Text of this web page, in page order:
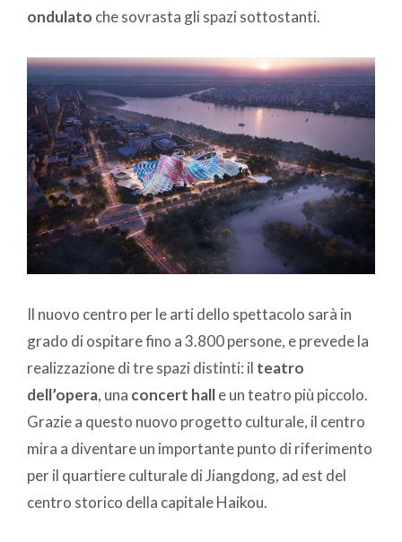
ondulato che sovrasta gli spazi sottostanti.
Il nuovo centro per le arti dello spettacolo sarà in
grado di ospitare fino a 3.800 persone, e prevede la
realizzazione di tre spazi distinti: il teatro
dell’opera, una concert halle un teatro più piccolo.
Grazie a questo nuovo progetto culturale, il centro
mira a diventare un importante punto di riferimento
per il quartiere culturale di Jiangdong, ad est del
centro storico della capitale Haikou.